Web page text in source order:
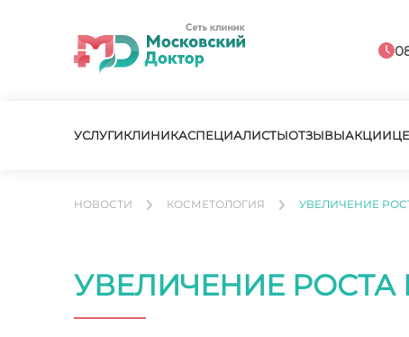
УСЛУГИКЛИНИКАСПЕЦИАЛИСТЫОТЗЫВЫАКЦИИ
НОВОСТИ КОСМЕТОЛОГИЯ УВЕЛИЧЕНИЕ
УВЕЛИЧЕНИЕ